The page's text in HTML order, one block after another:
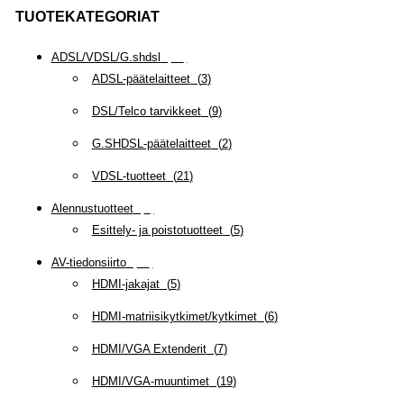
TUOTEKATEGORIAT
ADSL/VDSL/G.shdsl
ADSL-päätelaitteet(3)
DSL/Telco tarvikkeet(9)
G.SHDSL-päätelaitteet(2)
VDSL-tuotteet(21)
Alennustuotteet(
Esittely- ja poistotuotteet(5)
AV-tiedonsiirto(
HDMI-jakajat(5)
HDMI-matriisikytkimet/kytkimet(6)
HDMI/VGA Extenderit(7)
HDMI/VGA-muuntimet(19)